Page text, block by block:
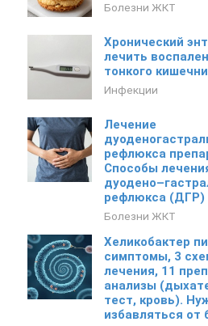
Болезни ЖКТ
Хронический
лечить
тонкого
Инфекции
Лечение
рефлюкса
Способы
рефлюкса (ДГР)
Болезни ЖКТ
Хеликобактер
симптомы, 3
лечения, 11
анализы
тест, кровь).
избавляться от